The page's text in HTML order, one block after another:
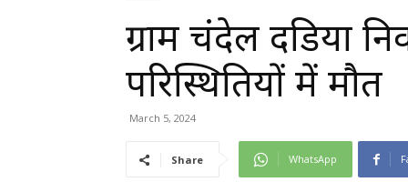
ग्राम चंदेल दडिया
परिस्थितियों में मौत
March 5, 2024
Share WhatsApp